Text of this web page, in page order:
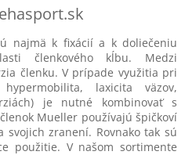
l
á
d
a
c
i
e
p
r
najmä k fixácií a k doliečeniu
členkového kĺbu. Medzi
členku. V prípade využitia pri
laxicita väzov,
je nutné kombinovať s
Mueller používajú špičkoví
svojich zranení. Rovnako tak sú
použitie. V našom sortimente